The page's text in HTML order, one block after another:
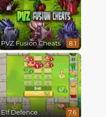
PVZ Fusion Cheats 8.1
Elf Defence 7.6